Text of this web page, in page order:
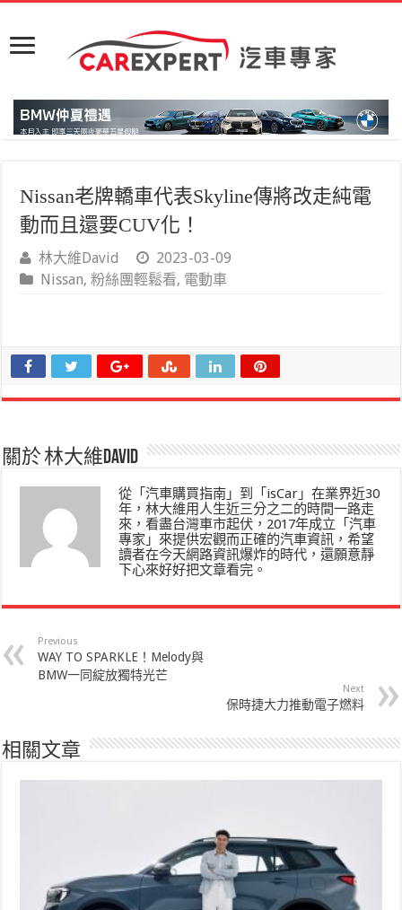
Nissan老牌轎車代表Skyline傳將改走純電
動而且還要CUV化！
林大維David
2023-03-09
Nissan,粉絲團輕鬆看, 電動車
關於 林大維David
從「汽車購買指南」到「isCar」在業界近30
年，林大維用人生近三分之二的時間一路走
來，看盡台灣車市起伏，2017年成立「汽車
專家」來提供宏觀而正確的汽車資訊，希望
讀者在今天網路資訊爆炸的時代，還願意靜
下心來好好把文章看完。
Previous
WAY TO SPARKLE！Melody與
BMW一同綻放獨特光芒
Next
保時捷大力推動電子燃料
相關文章